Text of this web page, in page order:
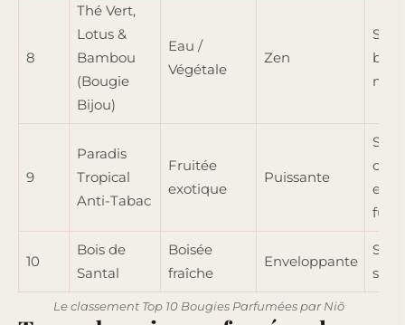
8
Thé Vert,
Lotus &
Bambou
(Bougie
Bijou)
Eau /
Végétale
Zen
bain,
9
Paradis
Tropical
Anti-Tabac
Fruitée
exotique
Puissante
10
Bois de
Santal
Boisée
fraîche
Enveloppante
Le classement Top 10 Bougies Parfumées par Niõ